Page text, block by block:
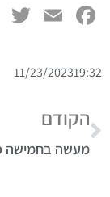
19:32
11/23/2023
הקודם
מעשה בחמישה